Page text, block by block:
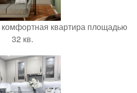
квартира площадью
32 кв.